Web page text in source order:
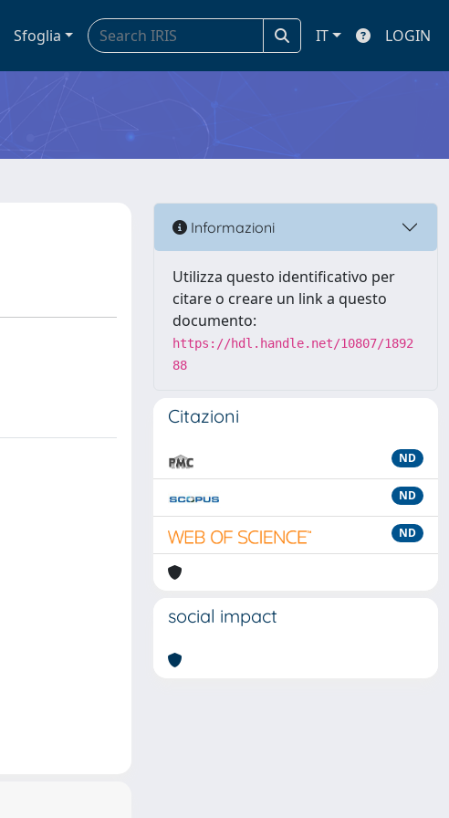
Sfoglia IT LOGIN
Informazioni
Utilizza questo identificativo per
citare o creare un link a questo
documento:
https://hdl.handle.net/10807/1892
88
Citazioni
ND
ND
ND
social impact